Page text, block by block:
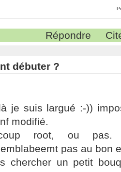
Répondre
débuter ?
je suis largué :-))
modifié.
root, ou
pas au bon
chercher un petit